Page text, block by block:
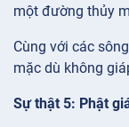
một đường thủy
Cùng với các
mặc dù không
Sự thật 5: Phật